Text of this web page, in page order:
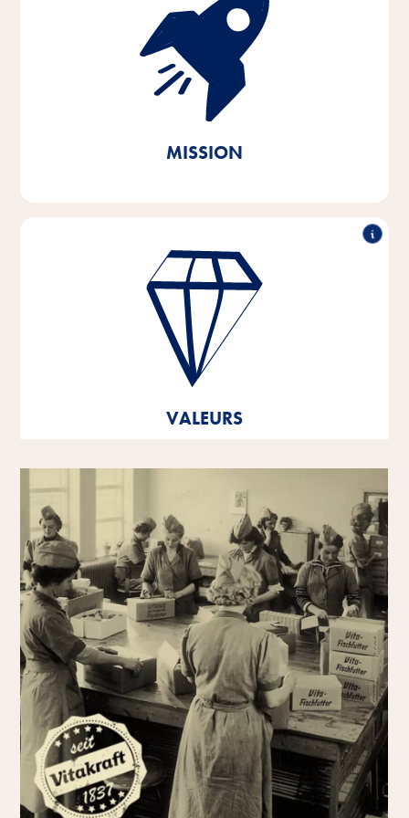
MISSION
animaux de compagnie et de leurs propriétaires,
nous développons, produisons et distribuons des
produits innovants, de haute qualité et adaptés aux
besoins. En agissant de manière durable, nous
apportons notre contribution à la préservation des
VALEURS
Performance exceptionnelle, travail en partenariat,
force d'innovation & action responsable - tels sont les
piliers sur lesquels reposent les valeurs de notre
entreprise.
Ces valeurs fondamentales sont le fondement et
l'orientation de notre pensée et de notre action, et
tant en tant que personnalités individuelles qu'en tant